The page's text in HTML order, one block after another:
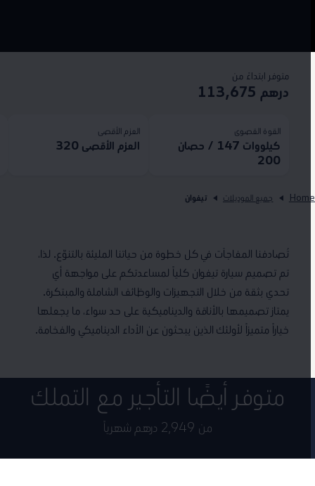
متوفر ابتداءً من
درهم 113,675
القوة القصوى
كيلووات 147 / حصان
200
العزم الأقصى
العزم الأقصى 320
جميع الموديلات تيغوان
تُصادفنا المفاجآت في كل خطوة من حياتنا المليئة بالتنوّع. لذا،
تم تصميم سيارة تيغوان كلياً لمساعدتكم على مواجهة أي
تحدي بثقة من خلال التجهيزات والوظائف الشاملة والمبتكرة.
يمتاز تصميمها بالأناقة والديناميكية على حد سواء، ما يجعلها
خياراً متميزاً لأولئك الذين يبحثون عن الأداء الديناميكي والفخامة.
متوفر أيضًا التأجير مع التملك
من 2,949 درهم شهرياً